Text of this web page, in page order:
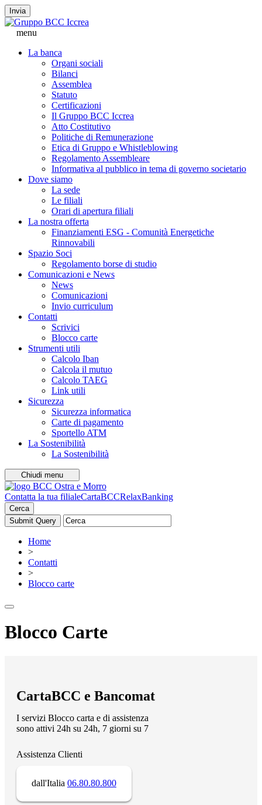
Invia
menu
La banca
Organi sociali
Bilanci
Assemblea
Statuto
Certificazioni
Il Gruppo BCC Iccrea
Atto Costitutivo
Politiche di Remunerazione
Etica di Gruppo e Whistleblowing
Regolamento Assembleare
Informativa al pubblico in tema di governo societario
Dove siamo
La sede
Le filiali
Orari di apertura filiali
La nostra offerta
Finanziamenti ESG - Comunità Energetiche
Rinnovabili
Spazio Soci
Regolamento borse di studio
Comunicazioni e News
News
Comunicazioni
Invio curriculum
Contatti
Scrivici
Blocco carte
Strumenti utili
Calcolo Iban
Calcola il mutuo
Calcolo TAEG
Link utili
Sicurezza
Sicurezza informatica
Carte di pagamento
Sportello ATM
La Sostenibilità
La Sostenibilità
Chiudi menu
Contatta la tua filialeCartaBCCRelaxBanking
Cerca
Home
>
Contatti
>
Blocco carte
Blocco Carte
CartaBCC e Bancomat
I servizi Blocco carta e di assistenza
sono attivi 24h su 24h, 7 giorni su 7
Assistenza Clienti
dall'Italia 06.80.80.800